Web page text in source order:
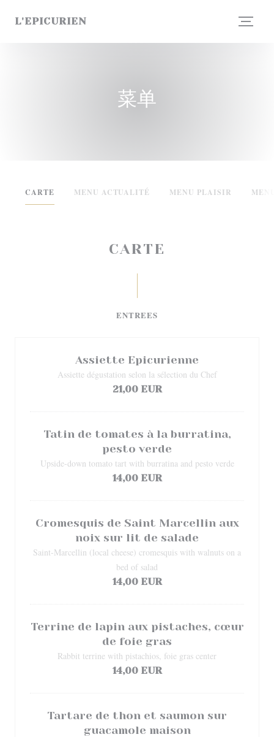
L'EPICURIEN
菜单
CARTE MENU ACTUALITÉ MENU PLAISIR
CARTE
ENTREES
Assiette Epicurienne
Assiette dégustation selon la sélection du Chef
21,00 EUR
Tatin de tomates à la burratina,
pesto verde
Upside-down tomato tart with burratina and pesto verde
14,00 EUR
Cromesquis de Saint Marcellin aux
noix sur lit de salade
Saint-Marcellin (local cheese) cromesquis with walnuts on a
bed of salad
14,00 EUR
Terrine de lapin aux pistaches, cœur
de foie gras
Rabbit terrine with pistachios, foie gras center
14,00 EUR
Tartare de thon et saumon sur
guacamole maison